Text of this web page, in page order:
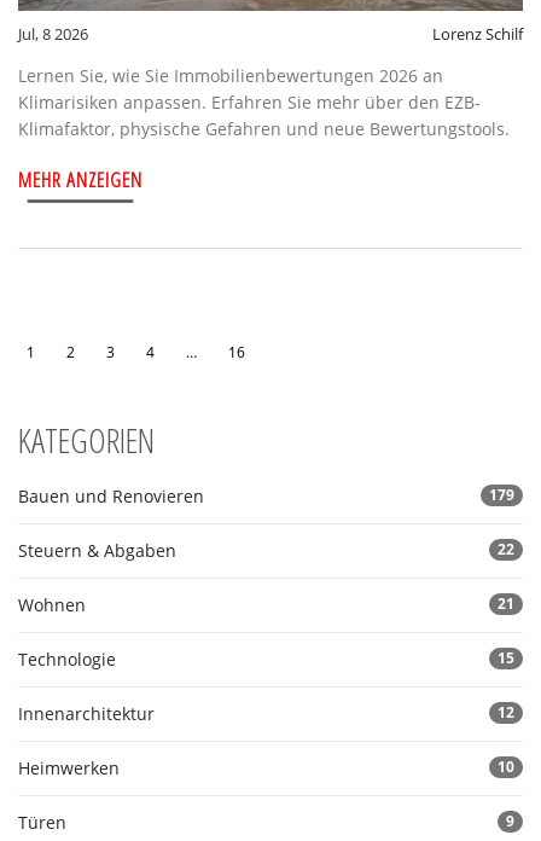
Jul, 8 2026 Lorenz Schilf
Lernen Sie, wie Sie Immobilienbewertungen 2026 an
Klimarisiken anpassen. Erfahren Sie mehr über den EZB-
Klimafaktor, physische Gefahren und neue Bewertungstools.
MEHR ANZEIGEN
1 2 3 4 … 16
KATEGORIEN
Bauen und Renovieren 179
Steuern & Abgaben 22
Wohnen 21
Technologie 15
Innenarchitektur 12
Heimwerken 10
Türen 9